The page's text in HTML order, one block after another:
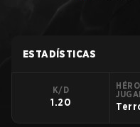
ESTADÍSTICAS
K/D
1.20